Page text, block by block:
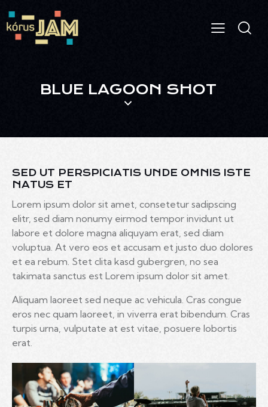
BLUE LAGOON SHOT
SED UT PERSPICIATIS UNDE OMNIS ISTE
NATUS ET
Lorem ipsum dolor sit amet, consetetur sadipscing
elitr, sed diam nonumy eirmod tempor invidunt ut
labore et dolore magna aliquyam erat, sed diam
voluptua. At vero eos et accusam et justo duo dolores
et ea rebum. Stet clita kasd gubergren, no sea
takimata sanctus est Lorem ipsum dolor sit amet.
Aliquam laoreet sed neque ac vehicula. Cras congue
eros nec quam laoreet, in viverra erat bibendum. Cras
turpis urna, vulputate at est vitae, posuere lobortis
erat.